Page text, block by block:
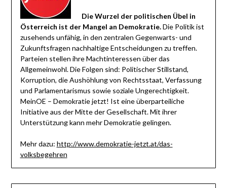
Die Wurzel der politischen Übel in
Österreich ist der Mangel an Demokratie.Die Politik ist
zusehends unfähig, in den zentralen Gegenwarts- und
Zukunftsfragen nachhaltige Entscheidungen zu treffen.
Parteien stellen ihre Machtinteressen über das
Allgemeinwohl. Die Folgen sind: Politischer Stillstand,
Korruption, die Aushöhlung von Rechtsstaat, Verfassung
und Parlamentarismus sowie soziale Ungerechtigkeit.
MeinOE – Demokratie jetzt! Ist eine überparteiliche
Initiative aus der Mitte der Gesellschaft. Mit ihrer
Unterstützung kann mehr Demokratie gelingen.
Mehr dazu: http://www.demokratie-jetzt.at/das-
volksbegehren